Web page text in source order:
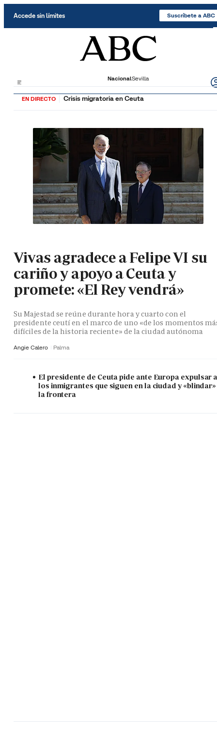
Accede sin límites Suscríbete a ABC
NacionalSevilla
EN DIRECTO Crisis migratoria en Ceuta
Vivas agradece a Felipe VI su
cariño y apoyo a Ceuta y
promete: «El Rey vendrá»
Su Majestad se reúne durante hora y cuarto con el
presidente ceutí en el marco de uno «de los momentos
difíciles de la historia reciente» de la ciudad autónoma
Angie Calero Palma
El presidente de Ceuta pide ante Europa expulsar
los inmigrantes que siguen en la ciudad y «blindar»
la frontera